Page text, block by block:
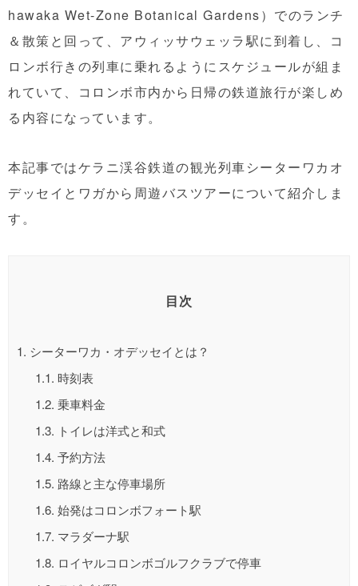
hawaka Wet-Zone Botanical Gardens）でのランチ
＆散策と回って、アウィッサウェッラ駅に到着し、コ
ロンボ行きの列車に乗れるようにスケジュールが組ま
れていて、コロンボ市内から日帰の鉄道旅行が楽しめ
る内容になっています。
本記事ではケラニ渓谷鉄道の観光列車シーターワカオ
デッセイとワガから周遊バスツアーについて紹介しま
す。
目次
1. シーターワカ・オデッセイとは？
1.1. 時刻表
1.2. 乗車料金
1.3. トイレは洋式と和式
1.4. 予約方法
1.5. 路線と主な停車場所
1.6. 始発はコロンボフォート駅
1.7. マラダーナ駅
1.8. ロイヤルコロンボゴルフクラブで停車